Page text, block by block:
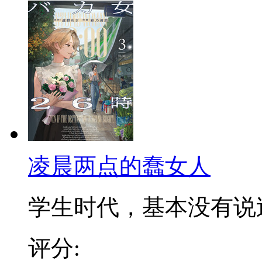
凌晨两点的蠢女人
学生时代，基本没有说
评分: